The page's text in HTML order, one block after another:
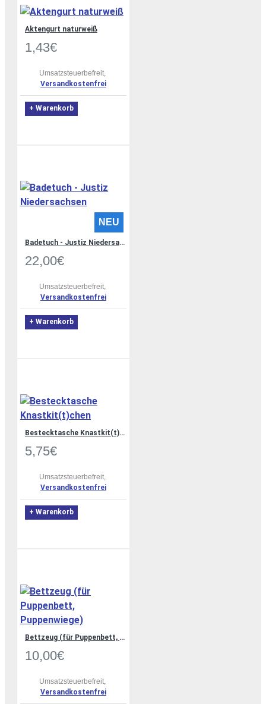
Aktengurt naturweiß
1,43€
Umsatzsteuerbefreit,
Versandkostenfrei
+ Warenkorb
NEU
Badetuch - Justiz Niedersachsen
22,00€
Umsatzsteuerbefreit,
Versandkostenfrei
+ Warenkorb
Bestecktasche Knastkit(t)chen
5,75€
Umsatzsteuerbefreit,
Versandkostenfrei
+ Warenkorb
Bettzeug (für Puppenbett, Puppenwiege)
10,00€
Umsatzsteuerbefreit,
Versandkostenfrei